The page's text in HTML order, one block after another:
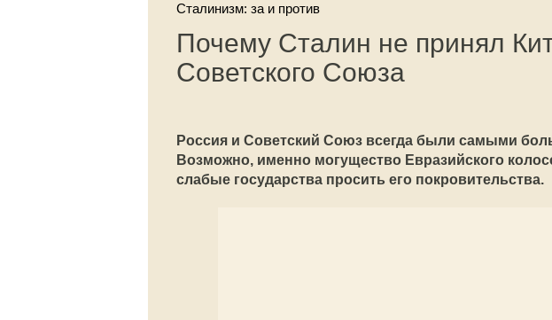
Сталинизм: за и против
Почему Сталин не принял
Советского Союза
Россия и Советский Союз всегда были самыми
Возможно, именно могущество Евразийского
слабые государства просить его покровительства.